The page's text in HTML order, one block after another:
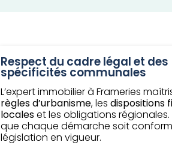
Respect du cadre légal et des
spécificités communales
L’expert immobilier à Frameries
règles d’urbanisme, les dispositions
localeset les obligations régionales.
que chaque démarche soit
législation en vigueur.